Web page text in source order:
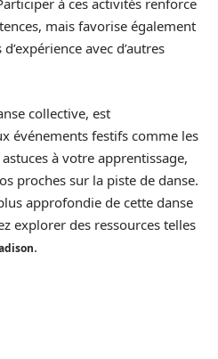
à ces activités renforce
mais favorise également
avec d’autres
collective, est
événements festifs comme les
à votre apprentissage,
proches sur la piste de danse.
approfondie de cette danse
explorer des ressources telles
.